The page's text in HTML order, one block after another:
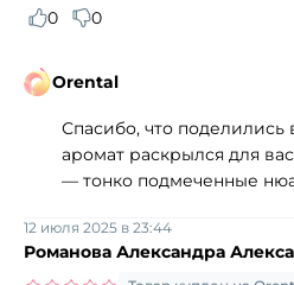
0
0
Orental
Спасибо, что поделились
аромат раскрылся для
— тонко подмеченные
Романова Александра
12 июля 2025 в 23:44